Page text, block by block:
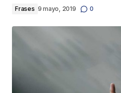
Frases 9 mayo, 2019 0